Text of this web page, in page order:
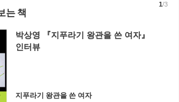
는 책
박상영 『지푸라기 왕관을 쓴 여자』
인터뷰
지푸라기 왕관을 쓴 여자
1/3